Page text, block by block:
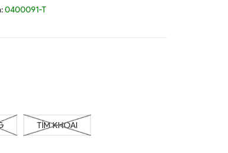
0400091-T
TÍM KHOAI